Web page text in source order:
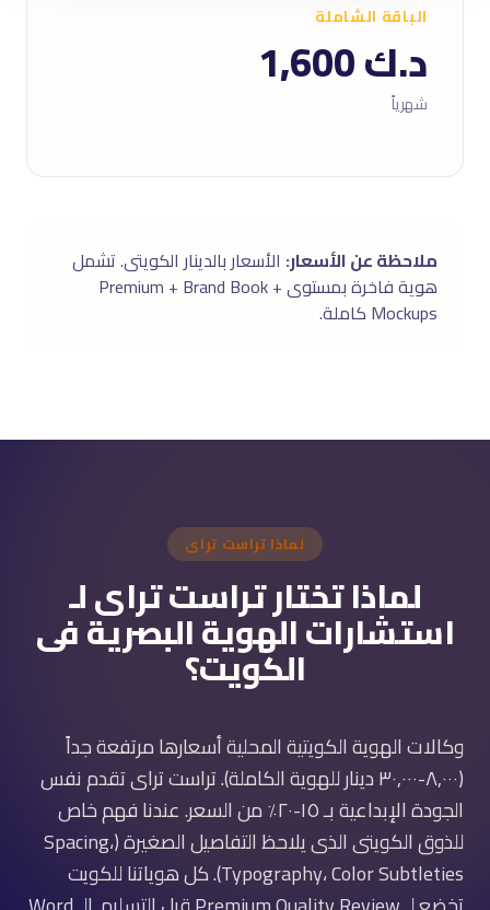
الباقة الشاملة
د.ك 1,600
شهرياً
ملاحظة عن الأسعار: الأسعار بالدينار الكويتى. تشمل
هوية فاخرة بمستوى Premium + Brand Book +
Mockups كاملة.
لماذا تراست تراى
لماذا تختار تراست تراى لـ
استشارات الهوية البصرية فى
الكويت؟
وكالات الهوية الكويتية المحلية أسعارها مرتفعة جداً
(٨,٠٠٠-٣٠,٠٠٠ دينار للهوية الكاملة). تراست تراى تقدم نفس
الجودة الإبداعية بـ ١٥-٢٠٪ من السعر. عندنا فهم خاص
للذوق الكويتى الذى يلاحظ التفاصيل الصغيرة (Spacing،
Typography، Color Subtleties). كل هوياتنا للكويت